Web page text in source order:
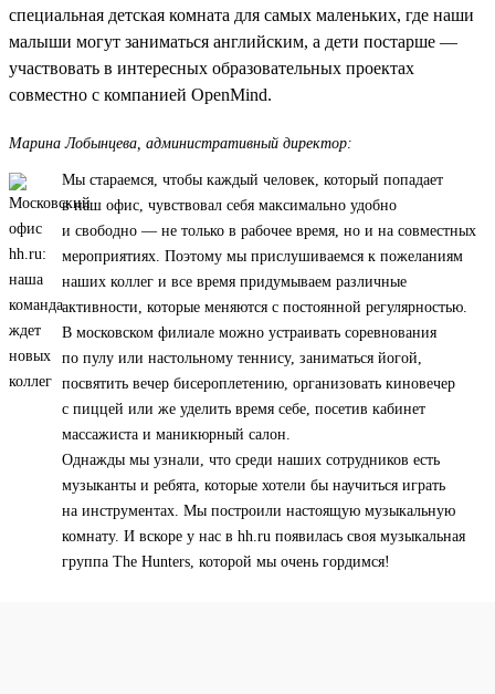
специальная детская комната для самых маленьких, где наши
малыши могут заниматься английским, а дети постарше —
участвовать в интересных образовательных проектах
совместно с компанией OpenMind.
Марина Лобынцева, административный директор:
Мы стараемся, чтобы каждый человек, который попадает
в наш офис, чувствовал себя максимально удобно
и свободно — не только в рабочее время, но и на совместных
мероприятиях. Поэтому мы прислушиваемся к пожеланиям
наших коллег и все время придумываем различные
активности, которые меняются с постоянной регулярностью.
В московском филиале можно устраивать соревнования
по пулу или настольному теннису, заниматься йогой,
посвятить вечер бисероплетению, организовать киновечер
с пиццей или же уделить время себе, посетив кабинет
массажиста и маникюрный салон.
Однажды мы узнали, что среди наших сотрудников есть
музыканты и ребята, которые хотели бы научиться играть
на инструментах. Мы построили настоящую музыкальную
комнату. И вскоре у нас в hh.ru появилась своя музыкальная
группа The Hunters, которой мы очень гордимся!